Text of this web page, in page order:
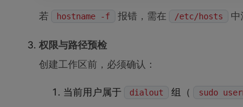
若 hostname -f 报错，需在 /etc/hosts 中
权限与路径预检
创建工作区前，必须确认：
当前用户属于 dialout 组（ sudo